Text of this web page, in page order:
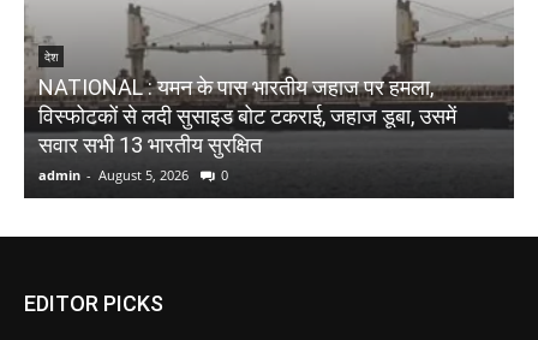
देश
NATIONAL : यमन के पास भारतीय जहाज पर हमला,
विस्फोटकों से लदी सुसाइड बोट टकराई, जहाज डूबा, उसमें
सवार सभी 13 भारतीय सुरक्षित
admin - August 5, 2026 0
EDITOR PICKS